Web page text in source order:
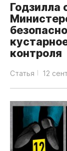
Годзилла
контроля
Статья 12